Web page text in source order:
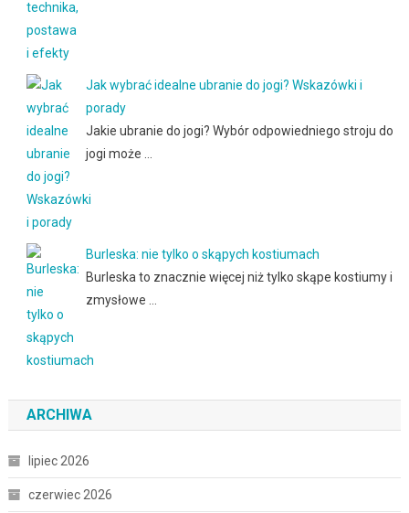
Jak wybrać idealne ubranie do jogi? Wskazówki i
porady
Jakie ubranie do jogi? Wybór odpowiedniego stroju do
jogi może …
Burleska: nie tylko o skąpych kostiumach
Burleska to znacznie więcej niż tylko skąpe kostiumy i
zmysłowe …
ARCHIWA
lipiec 2026
czerwiec 2026